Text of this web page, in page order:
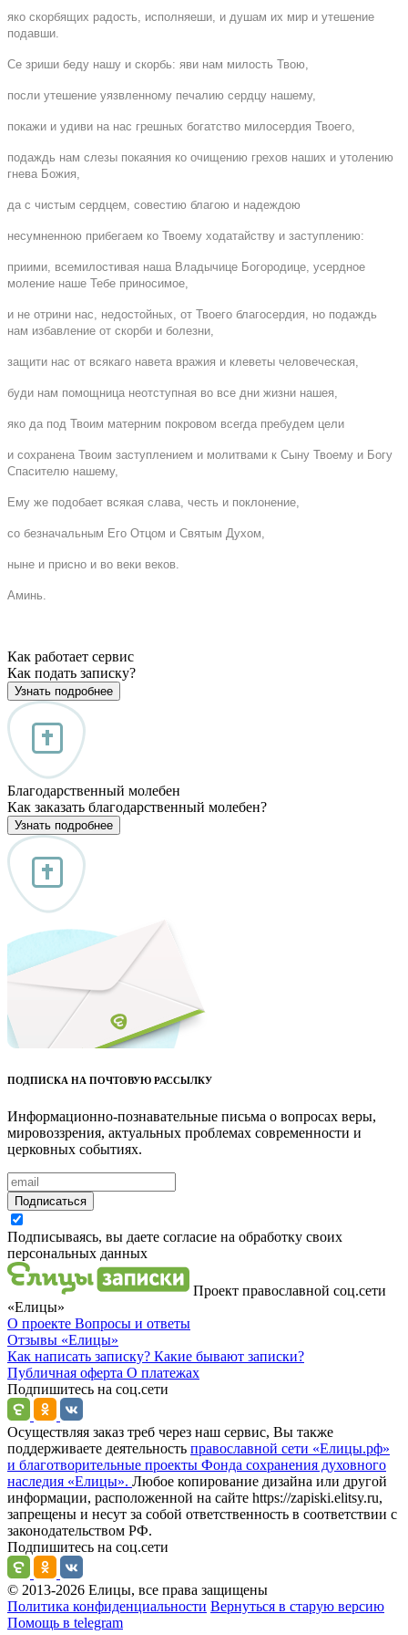
яко скорбящих радость, исполняeши, и душам их мир и утешение
подавши.
Се зриши беду нашу и скорбь: яви нам милость Твою,
посли утешение уязвленному печалию сердцу нашему,
покажи и удиви на нас грешных богатство милосердия Твоего,
подаждь нам слезы покаяния ко очищению грехов наших и утолению
гнева Божия,
да с чистым сердцем, совестию благою и надеждою
несумненною прибегаем ко Твоему ходатайству и заступлению:
приими, всемилостивая наша Владычице Богородице, усердное
моление наше Тебе приносимое,
и не отрини нас, недостойных, от Твоего благосердия, но подаждь
нам избавление от скорби и болезни,
защити нас от всякаго навета вражия и клеветы человеческая,
буди нам помощница неотступная во все дни жизни нашея,
яко да под Твоим матерним покровом всегда пребудем цели
и сохранена Твоим заступлением и молитвами к Сыну Твоему и Богу
Спасителю нашему,
Ему же подобает всякая слава, честь и поклонение,
со безначальным Его Отцом и Святым Духом,
ныне и присно и во веки веков.
Аминь.
Как работает сервис
Как подать записку?
Узнать подробнее
Благодарственный молебен
Как заказать благодарственный молебен?
Узнать подробнее
ПОДПИСКА НА ПОЧТОВУЮ РАССЫЛКУ
Информационно-познавательные письма о вопросах веры,
мировоззрения, актуальных проблемах современности и
церковных событиях.
Подписаться
Подписываясь, вы даете согласие на обработку своих
персональных данных
Проект православной соц.сети
«Елицы»
О проекте Вопросы и ответы
Отзывы «Елицы»
Как написать записку? Какие бывают записки?
Публичная оферта О платежах
Подпишитесь на соц.сети
Осуществляя заказ треб через наш сервис, Вы также
поддерживаете деятельность православной сети «Елицы.рф»
и благотворительные проекты Фонда сохранения духовного
наследия «Елицы». Любое копирование дизайна или другой
информации, расположенной на сайте https://zapiski.elitsy.ru,
запрещены и несут за собой ответственность в соответствии с
законодательством РФ.
Подпишитесь на соц.сети
© 2013-2026 Елицы, все права защищены
Политика конфиденциальности Вернуться в старую версию
Помощь в telegram